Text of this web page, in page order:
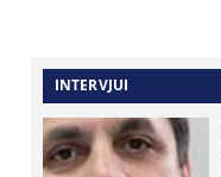
INTERVJUI